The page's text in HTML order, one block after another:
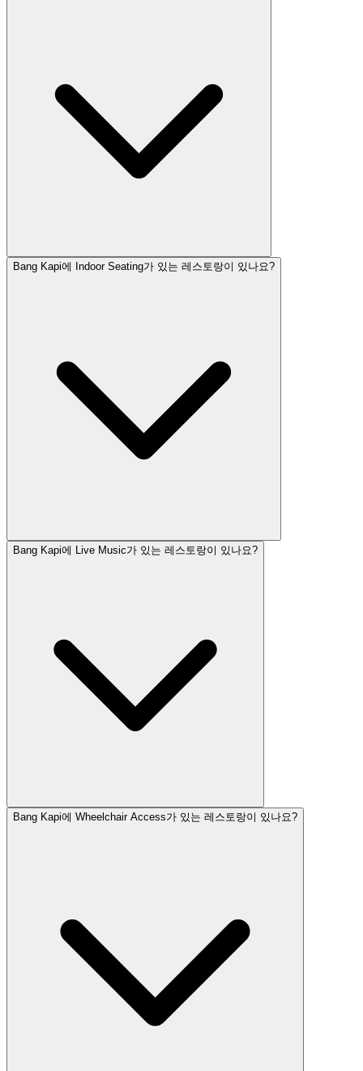
Bang Kapi에 Indoor Seating가 있는 레스토랑이 있나요?
Bang Kapi에 Live Music가 있는 레스토랑이 있나요?
Bang Kapi에 Wheelchair Access가 있는 레스토랑이 있나요?